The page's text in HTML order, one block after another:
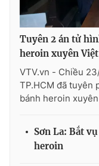
THỜI BÁO VTV
Cơ quan chủ quản:
Tuyên 2 án tử
heroin xuyên Việt
VTV.vn - Chiều
TP.HCM đã tuyên
bánh heroin
Sơn La: Bắt
heroin